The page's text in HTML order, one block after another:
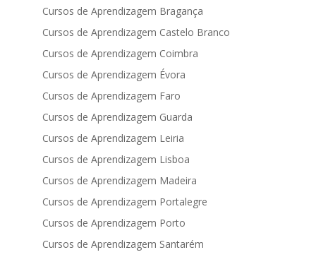
Cursos de Aprendizagem Bragança
Cursos de Aprendizagem Castelo Branco
Cursos de Aprendizagem Coimbra
Cursos de Aprendizagem Évora
Cursos de Aprendizagem Faro
Cursos de Aprendizagem Guarda
Cursos de Aprendizagem Leiria
Cursos de Aprendizagem Lisboa
Cursos de Aprendizagem Madeira
Cursos de Aprendizagem Portalegre
Cursos de Aprendizagem Porto
Cursos de Aprendizagem Santarém